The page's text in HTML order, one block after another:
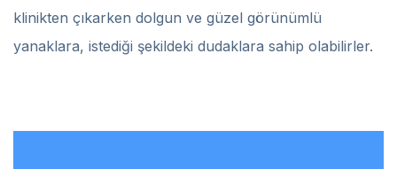
klinikten çıkarken dolgun ve güzel görünümlü
yanaklara, istediği şekildeki dudaklara sahip olabilirler.